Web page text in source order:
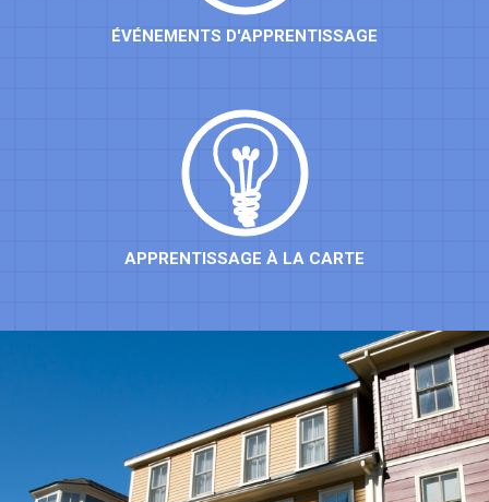
ÉVÉNEMENTS D'APPRENTISSAGE
APPRENTISSAGE À LA CARTE